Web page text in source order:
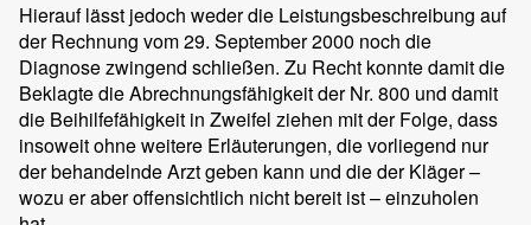
Hierauf lässt jedoch weder die Leistungsbeschreibung auf
der Rechnung vom 29. September 2000 noch die
Diagnose zwingend schließen. Zu Recht konnte damit die
Beklagte die Abrechnungsfähigkeit der Nr. 800 und damit
die Beihilfefähigkeit in Zweifel ziehen mit der Folge, dass
insoweit ohne weitere Erläuterungen, die vorliegend nur
der behandelnde Arzt geben kann und die der Kläger –
wozu er aber offensichtlich nicht bereit ist – einzuholen